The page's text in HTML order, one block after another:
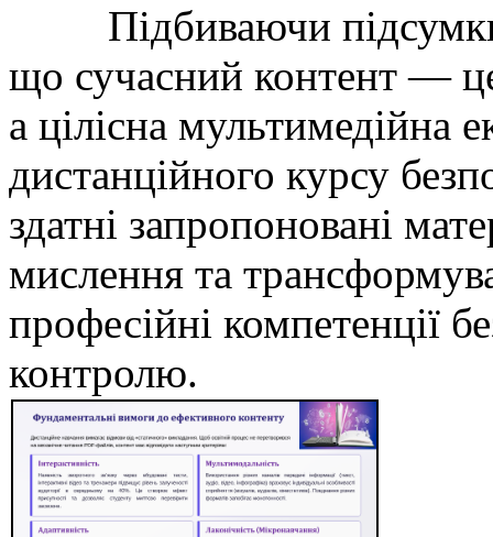
Підбиваючи підсумки,
що сучасний контент —
а цілісна мультимедійна
дистанційного курсу
здатні запропоновані
мислення та
професійні компетенції
контролю.